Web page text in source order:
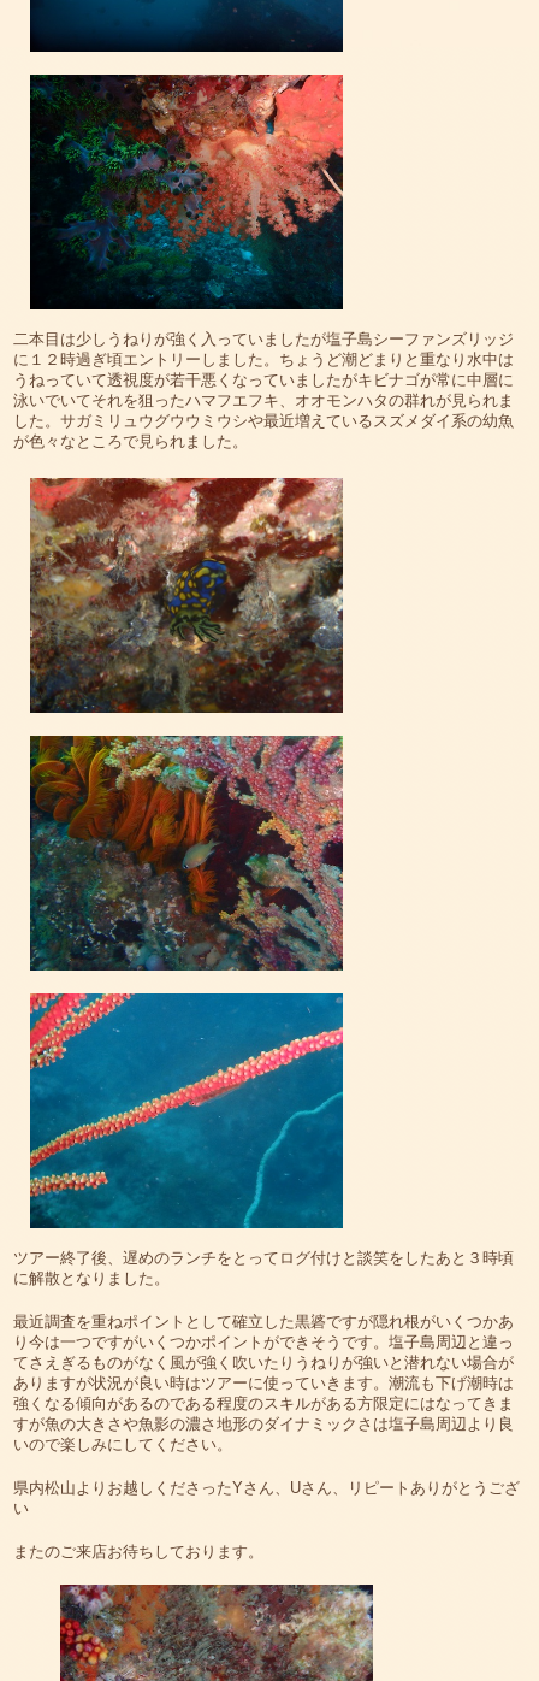
二本目は少しうねりが強く入っていましたが塩子島シーファンズリッジ
に１２時過ぎ頃エントリーしました。ちょうど潮どまりと重なり水中は
うねっていて透視度が若干悪くなっていましたがキビナゴが常に中層に
泳いでいてそれを狙ったハマフエフキ、オオモンハタの群れが見られま
した。サガミリュウグウウミウシや最近増えているスズメダイ系の幼魚
が色々なところで見られました。
ツアー終了後、遅めのランチをとってログ付けと談笑をしたあと３時頃
に解散となりました。
最近調査を重ねポイントとして確立した黒碆ですが隠れ根がいくつかあ
り今は一つですがいくつかポイントができそうです。塩子島周辺と違っ
てさえぎるものがなく風が強く吹いたりうねりが強いと潜れない場合が
ありますが状況が良い時はツアーに使っていきます。潮流も下げ潮時は
強くなる傾向があるのである程度のスキルがある方限定にはなってきま
すが魚の大きさや魚影の濃さ地形のダイナミックさは塩子島周辺より良
いので楽しみにしてください。
県内松山よりお越しくださったYさん、Uさん、リピートありがとうござ
い
またのご来店お待ちしております。